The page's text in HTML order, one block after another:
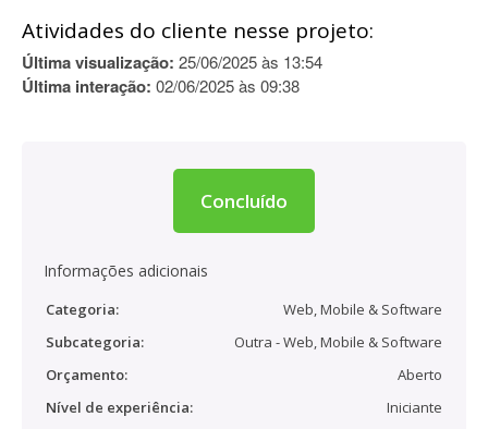
Atividades do cliente nesse projeto:
Última visualização: 25/06/2025 às 13:54
Última interação: 02/06/2025 às 09:38
Concluído
Informações adicionais
Categoria:
Web, Mobile & Software
Subcategoria:
Outra - Web, Mobile & Software
Orçamento:
Aberto
Nível de experiência:
Iniciante